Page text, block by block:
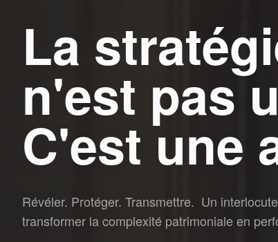
La
n'est pas
C'est une
Révéler. Protéger. Transmettre. Un
transformer la complexité patrimoniale en